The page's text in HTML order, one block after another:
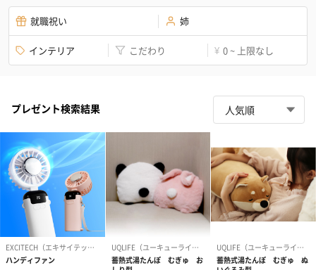
就職祝い 姉
インテリア こだわり ¥ 0 ~ 上限なし
プレゼント検索結果